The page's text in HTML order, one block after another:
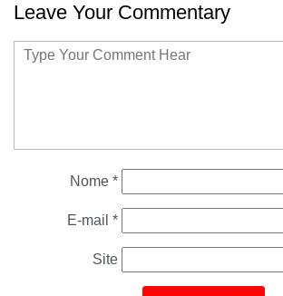
Leave Your Commentary
Nome *
E-mail *
Site